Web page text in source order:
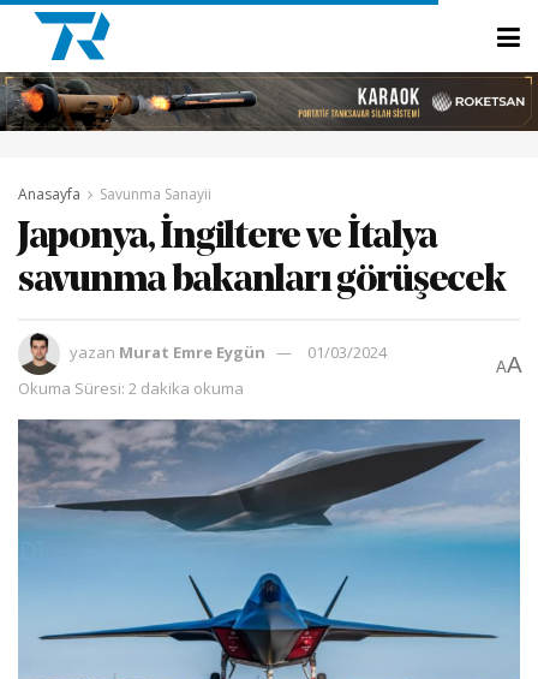
Anasayfa Savunma Sanayii
Japonya, İngiltere ve İtalya
savunma bakanları görüşecek
yazan Murat Emre Eygün
01/03/2024
Okuma Süresi: 2 dakika okuma
AA